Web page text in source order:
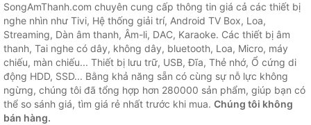
SongAmThanh.com chuyên cung cấp thông tin giá cả các thiết bị
nghe nhìn như Tivi, Hệ thống giải trí, Android TV Box, Loa,
Streaming, Dàn âm thanh, Âm-li, DAC, Karaoke. Các thiết bị âm
thanh, Tai nghe có dây, không dây, bluetooth, Loa, Micro, máy
chiếu, màn chiếu... Thiết bị lưu trữ, USB, Đĩa, Thẻ nhớ, Ổ cứng di
động HDD, SSD... Bằng khả năng sẵn có cùng sự nỗ lực không
ngừng, chúng tôi đã tổng hợp hơn 280000 sản phẩm, giúp bạn có
thể so sánh giá, tìm giá rẻ nhất trước khi mua. Chúng tôi không
bán hàng.